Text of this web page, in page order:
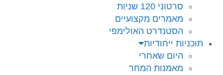
סרטוני 120 שניות
מאמרים מקצועיים
הסטנדרט האולימפי
תוכניות ייחודיות
היום שאחרי
מאמנות המחר